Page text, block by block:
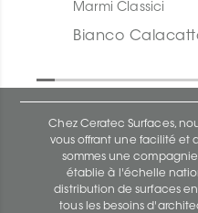
Marmi Classici
Bianco
Chez Ceratec Surfaces,
vous offrant une facilité et
sommes une
établie à l'échelle
distribution de surfaces
tous les besoins